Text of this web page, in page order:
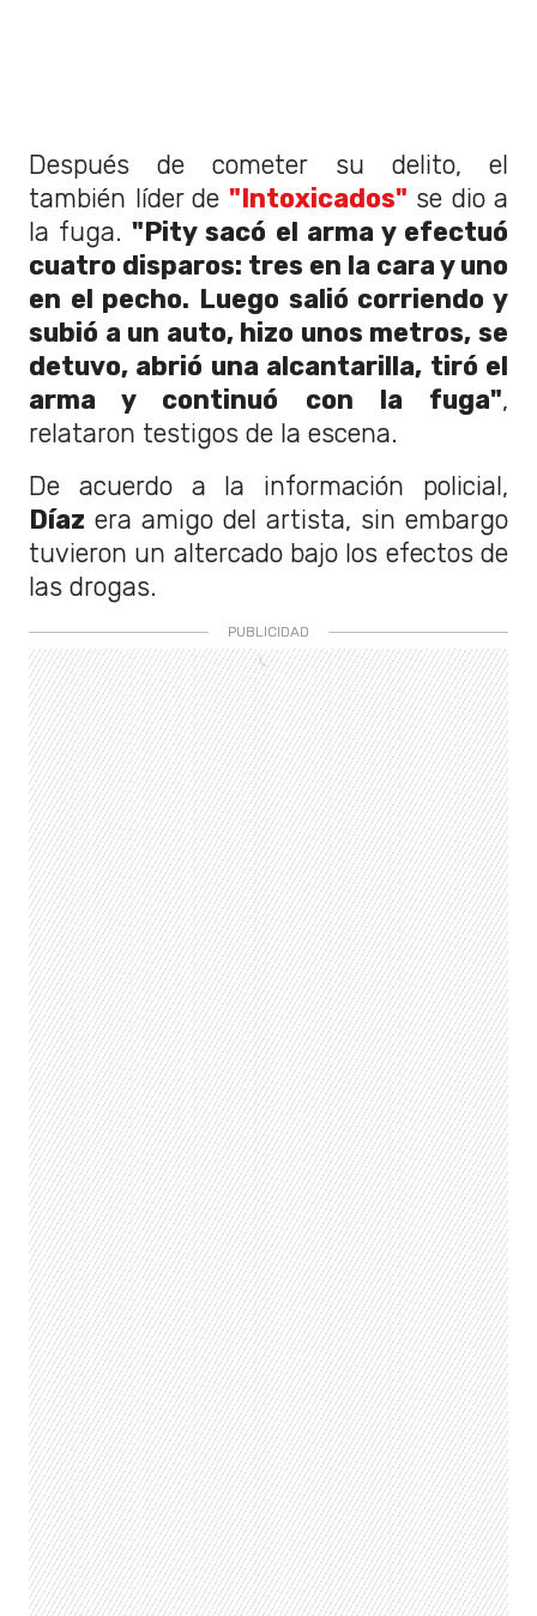
Después de cometer su delito, el
también líder de "Intoxicados" se dio a
la fuga."Pity sacó el arma y efectuó
cuatro disparos: tres en la cara y uno
en el pecho. Luego salió corriendo y
subió a un auto, hizo unos metros, se
detuvo, abrió una alcantarilla, tiró el
arma y continuó con la fuga",
relataron testigos de la escena.
De acuerdo a la información policial,
Díaz era amigo del artista, sin embargo
tuvieron un altercado bajo los efectos de
las drogas.